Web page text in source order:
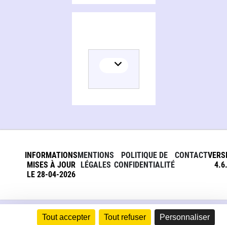
Tout accepter Tout refuser Personnaliser
INFORMATIONS
MISES À JOUR
LE 28-04-2026
MENTIONS
LÉGALES
POLITIQUE DE
CONFIDENTIALITÉ
CONTACT